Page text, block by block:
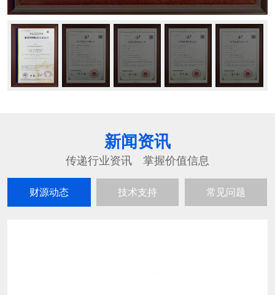
新闻资讯
传递行业资讯 掌握价值信息
财源动态 技术支持 常见问题